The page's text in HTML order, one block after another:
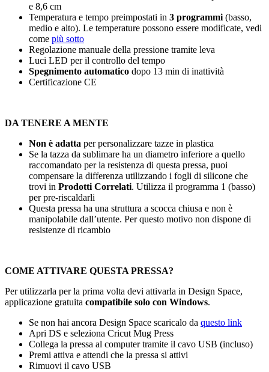
e 8,6 cm
Temperatura e tempo preimpostati in 3 programmi(basso,
medio e alto). Le temperature possono essere modificate, vedi
come più sotto
Regolazione manuale della pressione tramite leva
Luci LED per il controllo del tempo
Spegnimento automatico dopo 13 min di inattività
Certificazione CE
DA TENERE A MENTE
Non è adatta per personalizzare tazze in plastica
Se la tazza da sublimare ha un diametro inferiore a quello
raccomandato per la resistenza di questa pressa, puoi
compensare la differenza utilizzando i fogli di silicone che
trovi in Prodotti Correlati. Utilizza il programma 1 (basso)
per pre-riscaldarli
Questa pressa ha una struttura a scocca chiusa e non è
manipolabile dall’utente. Per questo motivo non dispone di
resistenze di ricambio
COME ATTIVARE QUESTA PRESSA?
Per utilizzarla per la prima volta devi attivarla in Design Space,
applicazione gratuita compatibile solo con Windows.
Se non hai ancora Design Space scaricalo da questo link
Apri DS e seleziona Cricut Mug Press
Collega la pressa al computer tramite il cavo USB (incluso)
Premi attiva e attendi che la pressa si attivi
Rimuovi il cavo USB